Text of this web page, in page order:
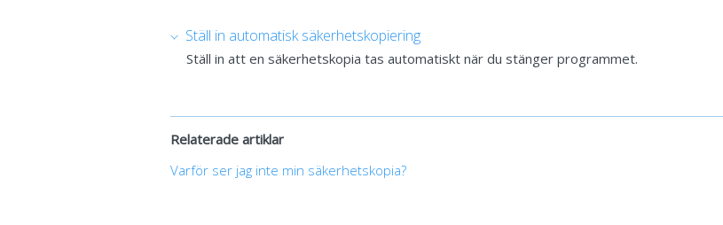
Ställ in automatisk säkerhetskopiering
Ställ in att en säkerhetskopia tas automatiskt när du stänger programmet.
Relaterade artiklar
Varför ser jag inte min säkerhetskopia?